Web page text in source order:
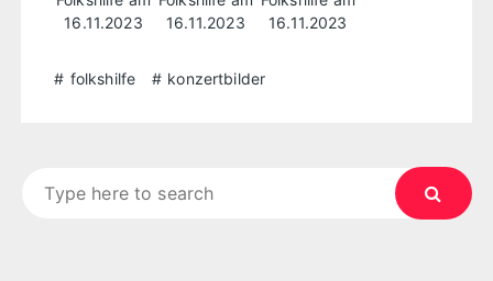
folkshilfe konzertbilder